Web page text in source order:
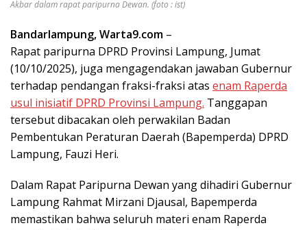
Akbar dalam rapat paripurna Dewan. (foto : ist)
Bandarlampung, Warta9.com –
Rapat paripurna DPRD Provinsi Lampung, Jumat
(10/10/2025), juga mengagendakan jawaban Gubernur
terhadap pendangan fraksi-fraksi atas enam Raperda
usul inisiatif DPRD Provinsi Lampung. Tanggapan
tersebut dibacakan oleh perwakilan Badan
Pembentukan Peraturan Daerah (Bapemperda) DPRD
Lampung, Fauzi Heri.
Dalam Rapat Paripurna Dewan yang dihadiri Gubernur
Lampung Rahmat Mirzani Djausal, Bapemperda
memastikan bahwa seluruh materi enam Raperda